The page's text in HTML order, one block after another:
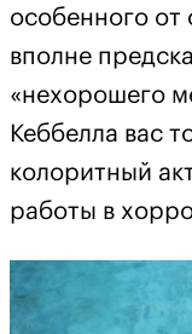
особенного от
вполне
«нехорошего
Кеббелла вас
колоритный
работы в